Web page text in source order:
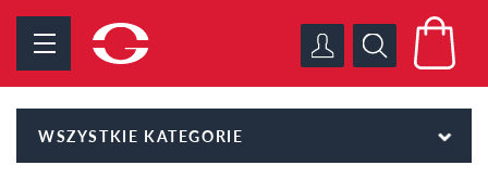
WSZYSTKIE KATEGORIE